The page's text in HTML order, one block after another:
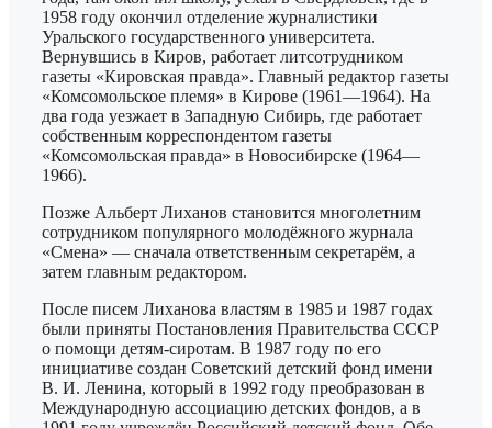
1958 году окончил отделение журналистики
Уральского государственного университета.
Вернувшись в Киров, работает литсотрудником
газеты «Кировская правда». Главный редактор газеты
«Комсомольское племя» в Кирове (1961—1964). На
два года уезжает в Западную Сибирь, где работает
собственным корреспондентом газеты
«Комсомольская правда» в Новосибирске (1964—
1966).
Позже Альберт Лиханов становится многолетним
сотрудником популярного молодёжного журнала
«Смена» — сначала ответственным секретарём, а
затем главным редактором.
После писем Лиханова властям в 1985 и 1987 годах
были приняты Постановления Правительства СССР
о помощи детям-сиротам. В 1987 году по его
инициативе создан Советский детский фонд имени
В. И. Ленина, который в 1992 году преобразован в
Международную ассоциацию детских фондов, а в